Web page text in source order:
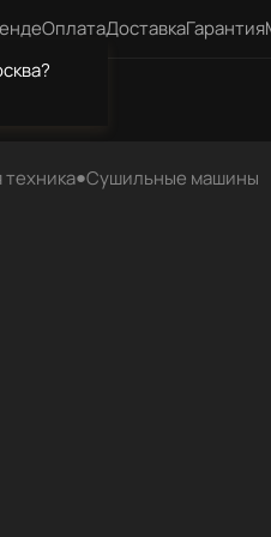
?
ОплатаДоставкаГарантия
Сушильные машины